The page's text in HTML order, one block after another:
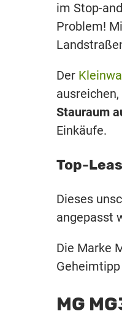
im Stop-
Problem!
Der
Stauraum
Einkäufe.
Top-
Dieses
angepasst
Die Marke
MG